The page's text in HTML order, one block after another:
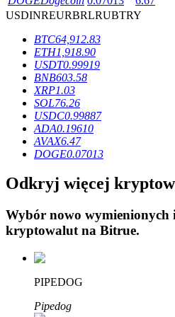
Blokady BTR
Ekskluzywne inwestycje dla
Pożyczki
Usługa pożyczek wspieranych
USDINREURBRLRUBTRY
BTC64,912.83
ETH1,918.90
USDT0.99919
BNB603.58
XRP1.03
SOL76.26
USDC0.99887
ADA0.19610
AVAX6.47
DOGE0.07013
Odkryj więcej
Wybór nowo wymienionych
kryptowalut na Bitrue.
PIPEDOG
Pipedog